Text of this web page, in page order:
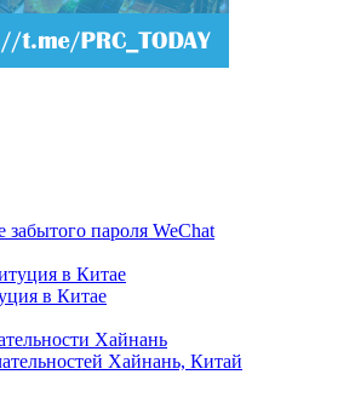
забытого пароля WeChat
в Китае
Хайнань, Китай